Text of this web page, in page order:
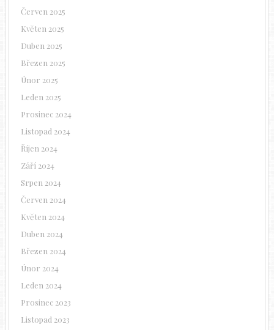
Červen 2025
Květen 2025
Duben 2025
Březen 2025
Únor 2025
Leden 2025
Prosinec 2024
Listopad 2024
Říjen 2024
Září 2024
Srpen 2024
Červen 2024
Květen 2024
Duben 2024
Březen 2024
Únor 2024
Leden 2024
Prosinec 2023
Listopad 2023